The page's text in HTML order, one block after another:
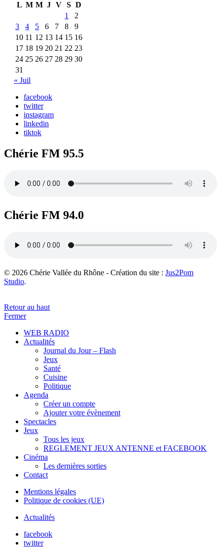
L M M J V S D
1
2
3
4 5 6 7 8
9
10 11 12 13 14 15 16
17 18 19 20 21 22 23
24 25 26 27 28 29 30
31
« Juil
facebook
twitter
instagram
linkedin
tiktok
Chérie FM 95.5
Chérie FM 94.0
© 2026 Chérie Vallée du Rhône - Création du site : Jus2Pom
Studio.
Retour au haut
Fermer
WEB RADIO
Actualités
Journal du Jour – Flash
Jeux
Santé
Cuisine
Politique
Agenda
Créer un compte
Ajouter votre évènement
Spectacles
Jeux
Tous les jeux
REGLEMENT JEUX ANTENNE et FACEBOOK
Cinéma
Les dernières sorties
Contact
Mentions légales
Politique de cookies (UE)
Actualités
facebook
twitter